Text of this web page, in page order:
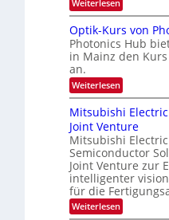
i
t
u
n
s
T
r
e
n
d
s
W
a
c
h
s
t
u
m
i
m
e
r
s
t
e
n
H
a
l
a
e
u
s
-
S
m
i
a
r
Weiterlesen
K
-
E
i
s
a
t
z
n
i
m
m
t
i
n
d
e
Optik-Kurs von
Photonics Hub
in Mainz den Kurs
an.
Weiterlesen:
O
p
t
i
k
-
K
u
r
s
v
Mitsubishi
Joint Venture
Mitsubishi
Semiconductor
Joint Venture zur
intelligenter
für die
Weiterlesen:
M